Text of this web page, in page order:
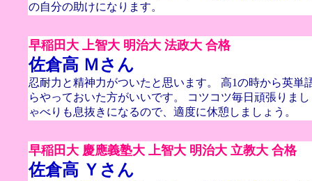
の自分の助けになります。
早稲田大 上智大 明治大 法政大 合格
佐倉高 Ｍさん
忍耐力と精神力がついたと思います。 高1の時から英単
らやっておいた方がいいです。 コツコツ毎日頑張りま
ゃべりも息抜きになるので、適度に休憩しましょう。
早稲田大 慶應義塾大 上智大 明治大 立教大 合格
佐倉高 Ｙさん